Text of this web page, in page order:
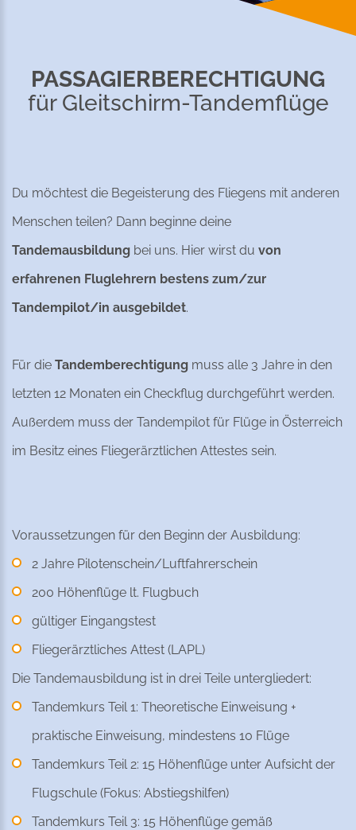
PASSAGIER­BERECHTIGUNG
für Gleitschirm-Tandemflüge
Du möchtest die Begeisterung des Fliegens mit anderen
Menschen teilen? Dann beginne deine
Tandemausbildung bei uns. Hier wirst du von
erfahrenen Fluglehrern bestens zum/zur
Tandempilot/in ausgebildet.
Für die Tandemberechtigung muss alle 3 Jahre in den
letzten 12 Monaten ein Checkflug durchgeführt werden.
Außerdem muss der Tandempilot für Flüge in Österreich
im Besitz eines Fliegerärztlichen Attestes sein.
Voraussetzungen für den Beginn der Ausbildung:
2 Jahre Pilotenschein/Luftfahrerschein
200 Höhenflüge lt. Flugbuch
gültiger Eingangstest
Fliegerärztliches Attest (LAPL)
Die Tandemausbildung ist in drei Teile untergliedert:
Tandemkurs Teil 1: Theoretische Einweisung +
praktische Einweisung, mindestens 10 Flüge
Tandemkurs Teil 2: 15 Höhenflüge unter Aufsicht der
Flugschule (Fokus: Abstiegshilfen)
Tandemkurs Teil 3: 15 Höhenflüge gemäß